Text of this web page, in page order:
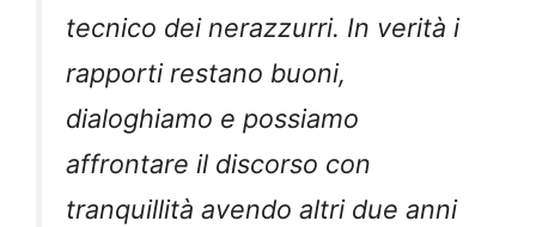
tecnico dei nerazzurri. In verità i
rapporti restano buoni,
dialoghiamo e possiamo
affrontare il discorso con
tranquillità avendo altri due anni